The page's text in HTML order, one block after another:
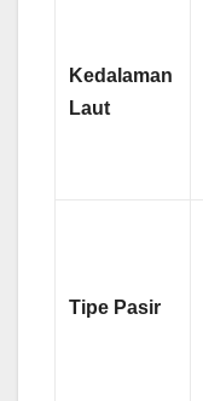
Kedalaman
Laut
Tipe Pasir